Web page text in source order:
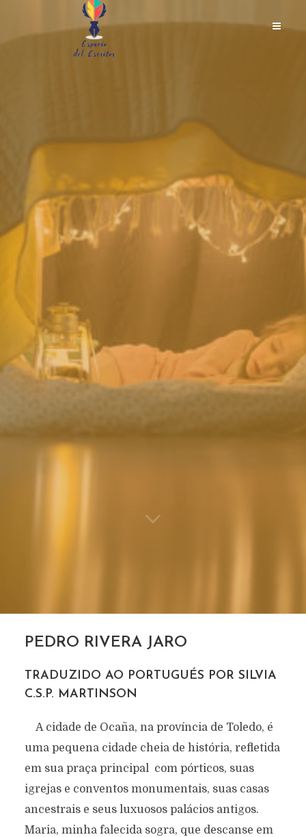
PEDRO RIVERA JARO
TRADUZIDO AO PORTUGUÉS POR SILVIA
C.S.P. MARTINSON
A cidade de Ocaña, na província de Toledo, é
uma pequena cidade cheia de história, refletida
em sua praça principal com pórticos, suas
igrejas e conventos monumentais, suas casas
ancestrais e seus luxuosos palácios antigos.
Maria, minha falecida sogra, que descanse em